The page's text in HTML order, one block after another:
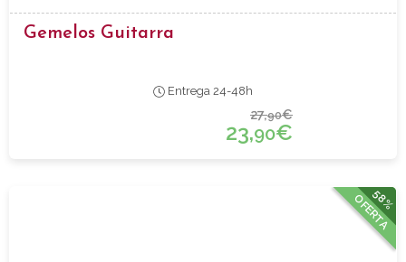
Gemelos Guitarra
Entrega 24-48h
27,90€
23,90€
58%
OFERTA